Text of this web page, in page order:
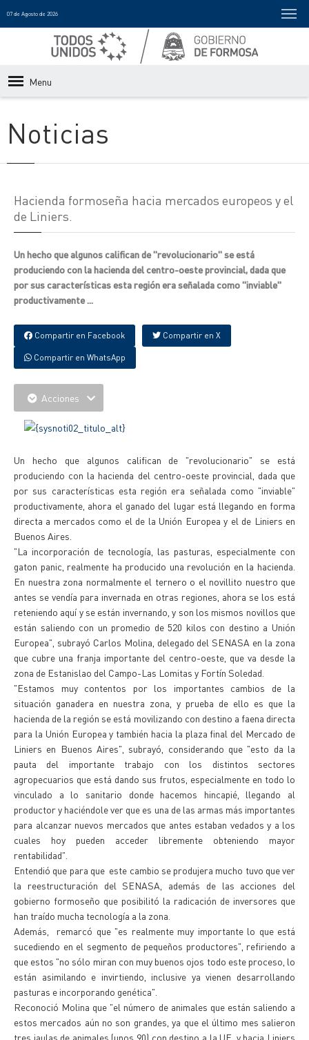
07 de Agosto de 2026
Menu
Noticias
Hacienda formoseña hacia mercados europeos y el
de Liniers.
Un hecho que algunos califican de "revolucionario" se está
produciendo con la hacienda del centro-oeste provincial, dada que
por sus características esta región era señalada como "inviable"
productivamente ...
Compartir en Facebook Compartir en X
Compartir en WhatsApp
Acciones
Un hecho que algunos califican de "revolucionario" se está
produciendo con la hacienda del centro-oeste provincial, dada que
por sus características esta región era señalada como "inviable"
productivamente, ahora el ganado del lugar está llegando en forma
directa a mercados como el de la Unión Europea y el de Liniers en
Buenos Aires.
"La incorporación de tecnología, las pasturas, especialmente con
gaton panic, realmente ha producido una revolución en la hacienda.
En nuestra zona normalmente el ternero o el novillito nuestro que
antes se vendía para invernada en otras regiones, ahora se los está
reteniendo aquí y se están invernando, y son los mismos novillos que
están saliendo con un promedio de 520 kilos con destino a Unión
Europea", subrayó Carlos Molina, delegado del SENASA en la zona
que cubre una franja importante del centro-oeste, que va desde la
zona de Estanislao del Campo-Las Lomitas y Fortín Soledad.
"Estamos muy contentos por los importantes cambios de la
situación ganadera en nuestra zona, y prueba de ello es que la
hacienda de la región se está movilizando con destino a faena directa
para la Unión Europea y también hacia la plaza final del Mercado de
Liniers en Buenos Aires", subrayó, considerando que "esto da la
pauta del importante trabajo con los distintos sectores
agropecuarios que está dando sus frutos, especialmente en todo lo
vinculado a lo sanitario donde hacemos hincapié, llegando al
productor y haciéndole ver que es una de las armas más importantes
para alcanzar nuevos mercados que antes estaban vedados y a los
cuales hoy pueden acceder libremente obteniendo mayor
rentabilidad".
Entendió que para que este cambio se produjera mucho tuvo que ver
la reestructuración del SENASA, además de las acciones del
gobierno formoseño que posibilitó la radicación de inversores que
han traído mucha tecnología a la zona.
Además, remarcó que "es realmente muy importante lo que está
sucediendo en el segmento de pequeños productores", refiriendo a
que estos "no sólo miran con muy buenos ojos todo este proceso, lo
están asimilando e invirtiendo, inclusive ya vienen desarrollando
pasturas e incorporando genética".
Reconoció Molina que "el número de animales que están saliendo a
estos mercados aún no son grandes, ya que el último mes salieron
tres jaulas de animales (unos 90) con destino a la UE, y hacia Liniers